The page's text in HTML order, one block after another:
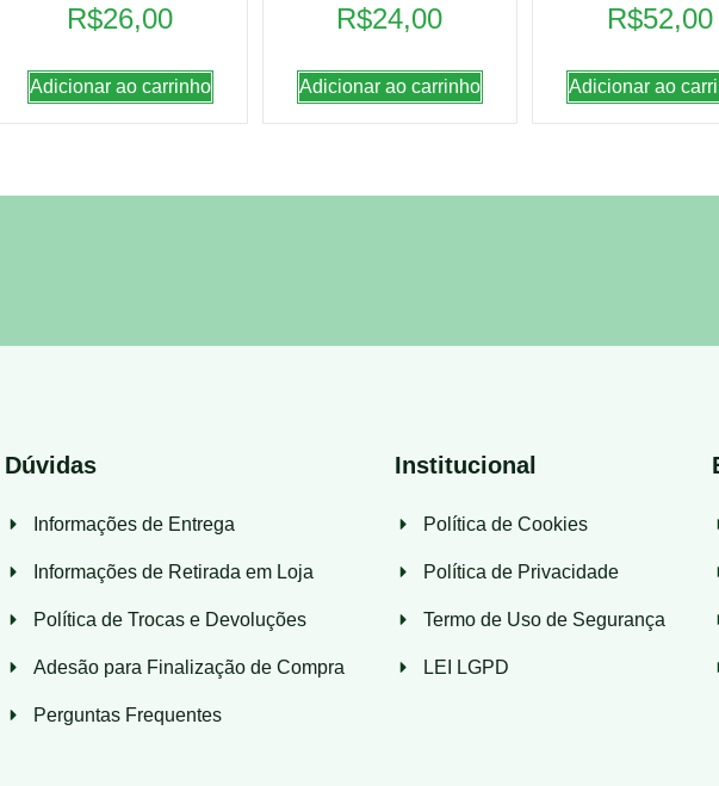
R$26,00
Adicionar ao carrinho
R$24,00
Adicionar ao carrinho
R$52,00
Adicionar ao
Dúvidas
Informações de Entrega
Informações de Retirada em Loja
Política de Trocas e Devoluções
Adesão para Finalização de Compra
Perguntas Frequentes
Institucional
Política de Cookies
Política de Privacidade
Termo de Uso de Segurança
LEI LGPD